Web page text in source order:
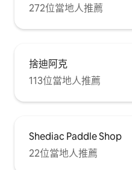
272位當地人推薦
捨迪阿克
113位當地人推薦
Shediac Paddle Shop
22位當地人推薦